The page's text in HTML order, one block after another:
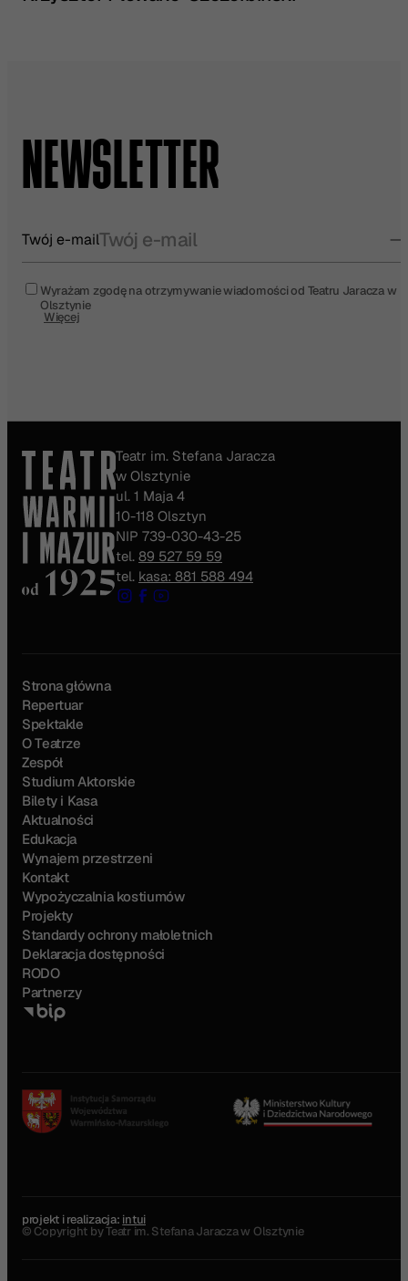
NEWSLETTER
Twój e-mail
Wyrażam zgodę na otrzymywanie wiadomości od Teatru Jaracza w
Olsztynie
Więcej
Teatr im. Stefana Jaracza
w Olsztynie
ul. 1 Maja 4
10-118 Olsztyn
NIP 739-030-43-25
tel. 89 527 59 59
tel. kasa: 881 588 494
Strona główna
Repertuar
Spektakle
O Teatrze
Zespół
Studium Aktorskie
Bilety i Kasa
Aktualności
Edukacja
Wynajem przestrzeni
Kontakt
Wypożyczalnia kostiumów
Projekty
Standardy ochrony małoletnich
Deklaracja dostępności
RODO
Partnerzy
projekt i realizacja: intui
© Copyright by Teatr im. Stefana Jaracza w Olsztynie